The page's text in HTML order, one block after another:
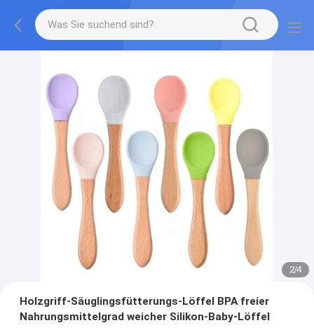
2/4
Holzgriff-Säuglingsfütterungs-Löffel BPA freier
Nahrungsmittelgrad weicher Silikon-Baby-Löffel